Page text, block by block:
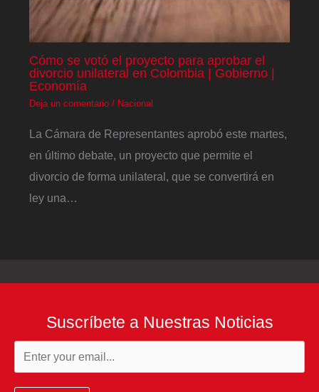
Cómo se votó el proyecto para aprobar el
divorcio unilateral en Colombia | Gobierno |
Economía
Deja un comentario / Nacional
La Cámara de Representantes aprobó este martes,
en último debate, un proyecto que permite el
divorcio de forma unilateral, que se convertirá en
ley una…
Suscríbete a Nuestras Noticias